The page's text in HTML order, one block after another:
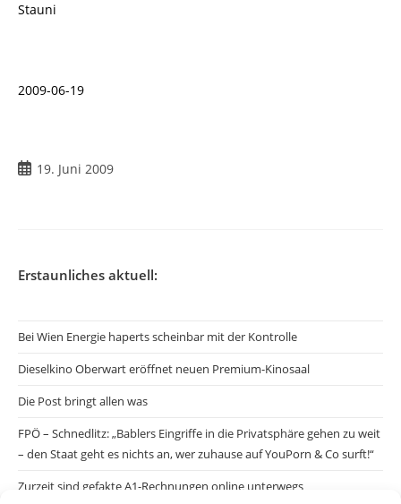
Stauni
2009-06-19
Beitrag19. Juni 2009
Erstaunliches aktuell:
Bei Wien Energie haperts scheinbar mit der Kontrolle
Dieselkino Oberwart eröffnet neuen Premium-Kinosaal
Die Post bringt allen was
FPÖ – Schnedlitz: „Bablers Eingriffe in die Privatsphäre gehen zu weit
– den Staat geht es nichts an, wer zuhause auf YouPorn & Co surft!“
Zurzeit sind gefakte A1-Rechnungen online unterwegs